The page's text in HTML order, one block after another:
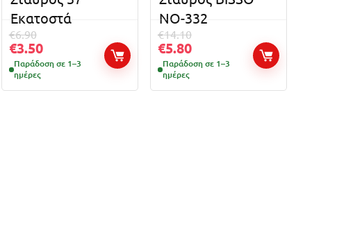
Εκατοστά
€6.90
€3.50
Παράδοση σε 1–3
ημέρες
NO-332
€14.10
€5.80
Παράδοση σε 1–3
ημέρες